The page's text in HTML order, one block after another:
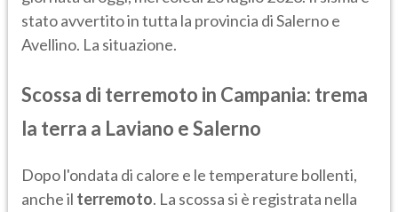
stato avvertito in tutta la provincia di Salerno e
Avellino. La situazione.
Scossa di terremoto in Campania: trema
la terra a Laviano e Salerno
Dopo l'ondata di calore e le temperature bollenti,
anche il terremoto. La scossa si è registrata nella